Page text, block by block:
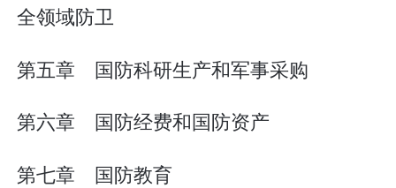
全领域防卫
第五章 国防科研生产和军事采购
第六章 国防经费和国防资产
第七章 国防教育